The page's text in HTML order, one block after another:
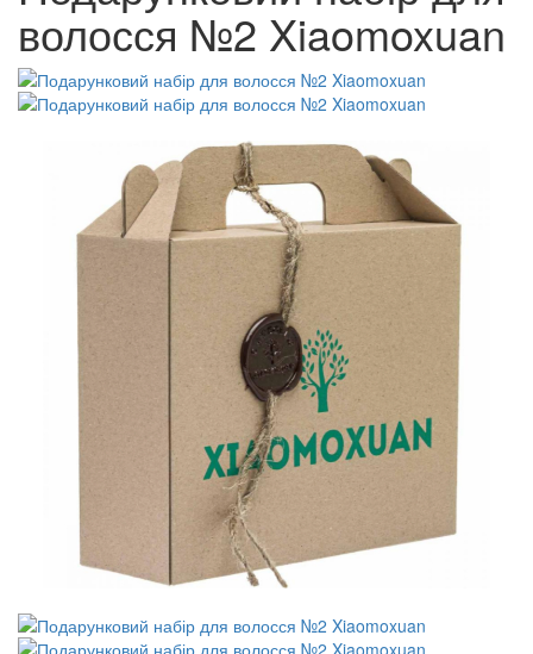
волосся №2 Xiaomoxuan